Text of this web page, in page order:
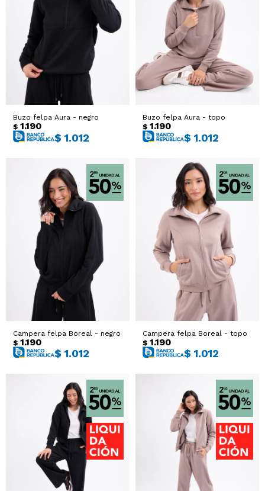
Buzo felpa Aura - negro
$ 1.190
$ 1.012
Buzo felpa Aura - topo
$ 1.190
$ 1.012
Campera felpa Boreal - negro
$ 1.190
$ 1.012
Campera felpa Boreal - topo
$ 1.190
$ 1.012